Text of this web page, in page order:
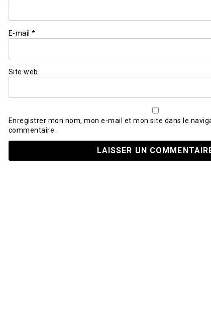
E-mail *
Site web
Enregistrer mon nom, mon e-mail et mon site dans le
commentaire.